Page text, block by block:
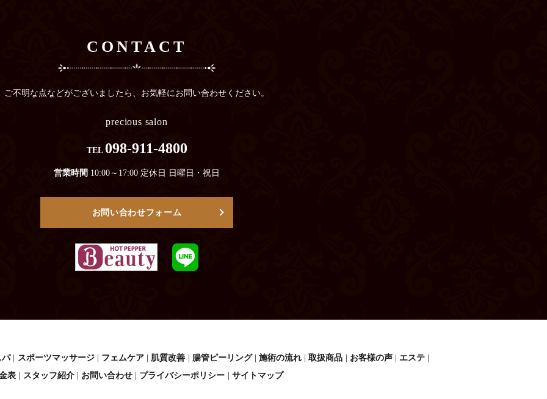
CONTACT
ご不明な点などがございましたら、 お気軽にお問い合わせください。
precious salon
TEL 098-911-4800
営業時間 10:00～17:00 定休日 日曜日・祝日
お問い合わせフォーム
パ スポーツマッサージ フェムケア 肌質改善 腸管ピーリング 施術の流れ 取扱商品 お客様の声
エステ
表
スタッフ紹介 お問い合わせ プライバシーポリシー サイトマップ